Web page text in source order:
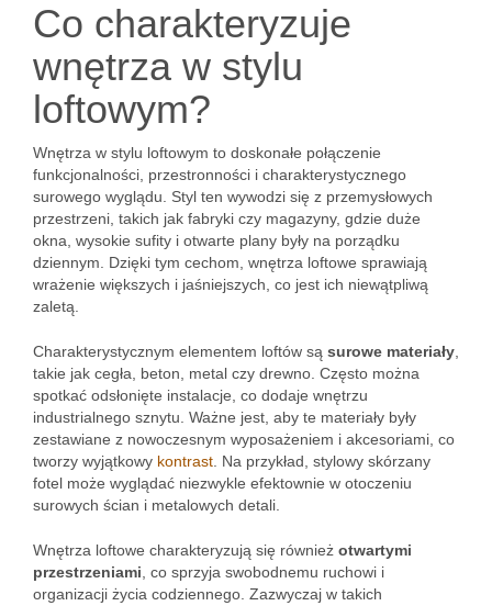
Co charakteryzuje
wnętrza w stylu
loftowym?
Wnętrza w stylu loftowym to doskonałe połączenie
funkcjonalności, przestronności i charakterystycznego
surowego wyglądu. Styl ten wywodzi się z przemysłowych
przestrzeni, takich jak fabryki czy magazyny, gdzie duże
okna, wysokie sufity i otwarte plany były na porządku
dziennym. Dzięki tym cechom, wnętrza loftowe sprawiają
wrażenie większych i jaśniejszych, co jest ich niewątpliwą
zaletą.
Charakterystycznym elementem loftów są surowe materiały
takie jak cegła, beton, metal czy drewno. Często można
spotkać odsłonięte instalacje, co dodaje wnętrzu
industrialnego sznytu. Ważne jest, aby te materiały były
zestawiane z nowoczesnym wyposażeniem i akcesoriami, co
tworzy wyjątkowy kontrast . Na przykład, stylowy skórzany
fotel może wyglądać niezwykle efektownie w otoczeniu
surowych ścian i metalowych detali.
Wnętrza loftowe charakteryzują się również otwartymi
przestrzeniami , co sprzyja swobodnemu ruchowi i
organizacji życia codziennego. Zazwyczaj w takich